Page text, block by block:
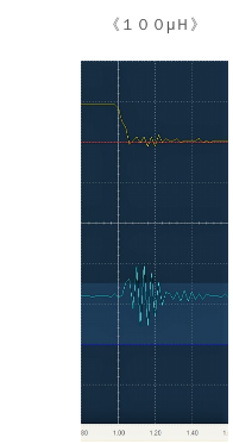
《１００μＨ》